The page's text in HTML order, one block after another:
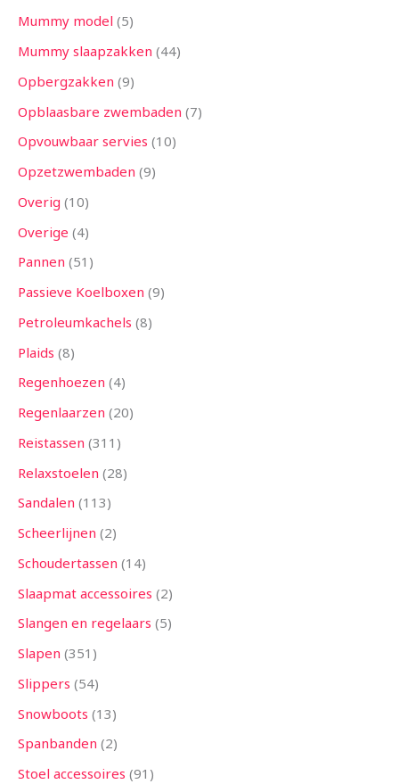
Mummy model 5
Mummy slaapzakken 44
Opbergzakken 9
Opblaasbare zwembaden 7
Opvouwbaar servies 10
Opzetzwembaden 9
Overig 10
Overige 4
Pannen 51
Passieve Koelboxen 9
Petroleumkachels 8
Plaids 8
Regenhoezen 4
Regenlaarzen 20
Reistassen 311
Relaxstoelen 28
Sandalen 113
Scheerlijnen 2
Schoudertassen 14
Slaapmat accessoires 2
Slangen en regelaars 5
Slapen 351
Slippers 54
Snowboots 13
Spanbanden 2
Stoel accessoires 91